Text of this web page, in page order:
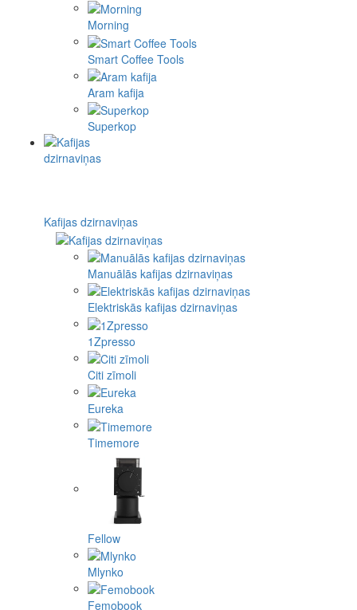
Morning
Smart Coffee Tools
Aram kafija
Superkop
Kafijas dzirnaviņas
Manuālās kafijas dzirnaviņas
Elektriskās kafijas dzirnaviņas
1Zpresso
Citi zīmoli
Eureka
Timemore
Fellow
Mlynko
Femobook